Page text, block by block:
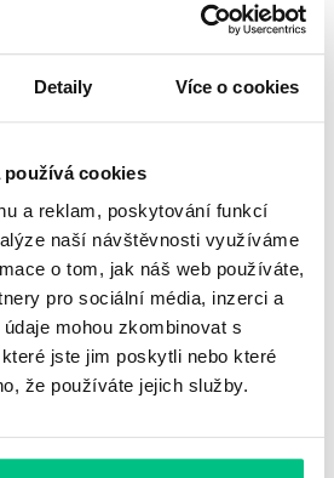
Detaily Více o cookies
používá cookies
a reklam, poskytování funkcí
naší návštěvnosti využíváme
o tom, jak náš web používáte,
pro sociální média, inzerci a
mohou zkombinovat s
jste jim poskytli nebo které
že používáte jejich služby.
pokles zisku
banku
korun, na druhé ale dál výrazně
31.07.2026